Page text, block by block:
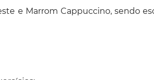
e Marrom Cappuccino, sendo